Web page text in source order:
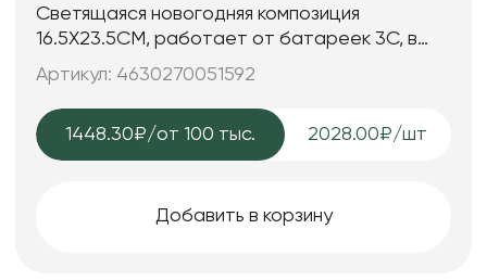
Светящаяся новогодняя композиция
16.5X23.5CM, работает от батареек 3C, в
комплект не входят
Артикул: 4630270051592
1448.30₽/от 100 тыс. 2028.00₽/шт
Добавить в корзину